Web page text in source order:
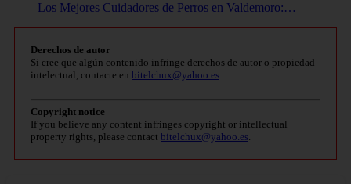
Los Mejores Cuidadores de Perros en Valdemoro:…
Derechos de autor
Si cree que algún contenido infringe derechos de autor o propiedad
intelectual, contacte en bitelchux@yahoo.es.
Copyright notice
If you believe any content infringes copyright or intellectual
property rights, please contact bitelchux@yahoo.es.